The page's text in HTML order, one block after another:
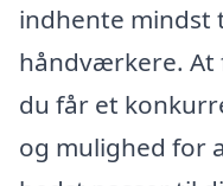
indhente mindst
håndværkere. At
du får et
og mulighed for